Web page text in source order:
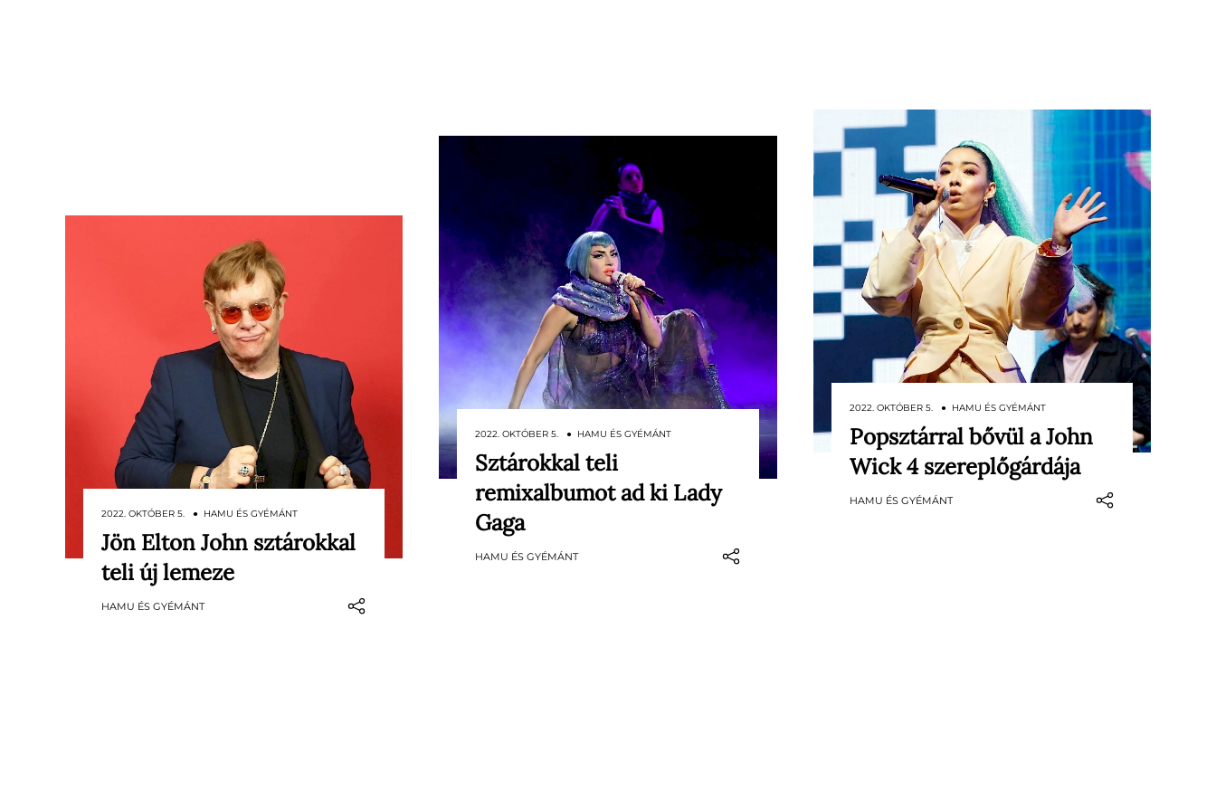
Rajta lesz mindenki Nicki Minaj-tól
egészen Stevie Wonderig.
2022. OKTÓBER 5. ● HAMU ÉS GYÉMÁNT
Jön Elton John sztárokkal
teli új lemeze
HAMU ÉS GYÉMÁNT
A hyperpop krémje gondolta újra a
Chromatica dalait.
2022. OKTÓBER 5. ● HAMU ÉS GYÉMÁNT
Sztárokkal teli
remixalbumot ad ki Lady
Gaga
HAMU ÉS GYÉMÁNT
Ez lesz Rina Sawayama legelső
filmszerepe.
2022. OKTÓBER 5. ● HAMU ÉS GYÉMÁNT
Popsztárral bővül a John
Wick 4 szereplőgárdája
HAMU ÉS GYÉMÁNT